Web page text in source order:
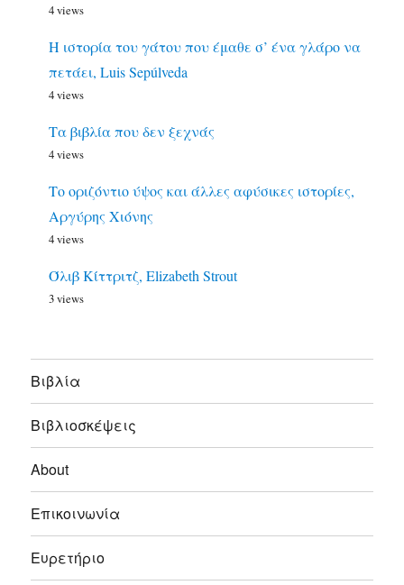
4 views
Η ιστορία του γάτου που έμαθε σ’ ένα γλάρο να
πετάει, Luis Sepúlveda
4 views
Τα βιβλία που δεν ξεχνάς
4 views
Το οριζόντιο ύψος και άλλες αφύσικες ιστορίες,
Αργύρης Χιόνης
4 views
Όλιβ Κίττριτζ, Elizabeth Strout
3 views
Bιβλία
Βιβλιοσκέψεις
About
Επικοινωνία
Ευρετήριο